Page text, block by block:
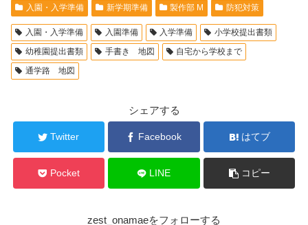
入園・入学準備 新学期準備 製作部 M 防犯対策
入園・入学準備 入園準備 入学準備
小学校提出書類
幼稚園提出書類
手書き 地図
自宅から学校まで
通学路 地図
シェアする
Twitter Facebook はてブ
Pocket LINE コピー
zest_onamaeをフォローする